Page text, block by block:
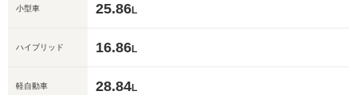
小型車 25.86L
ハイブリッド 16.86L
軽自動車 28.84L